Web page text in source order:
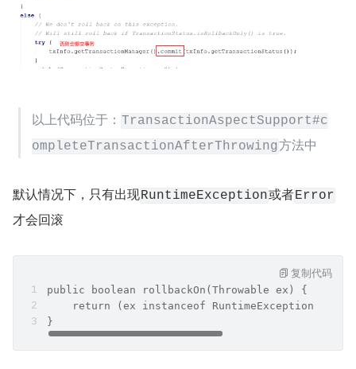
以上代码位于： TransactionAspectSupport#c
ompleteTransactionAfterThrowing方法中
默认情况下，只有出现RuntimeException或者Error
才会回滚
public boolean rollbackOn(Throwable ex) {
return (ex instanceof RuntimeException ||
}
复制代码